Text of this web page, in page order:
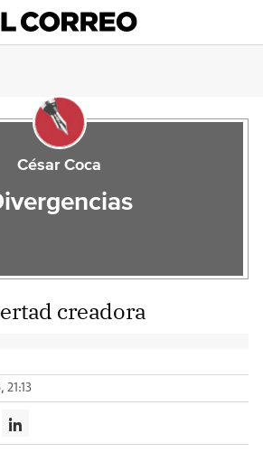
César Coca
creadora
21:13